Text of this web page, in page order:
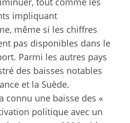
impliquant
même si les chiffres
pas disponibles dans le
Parmi les autres pays
des baisses notables
et la Suède.
connu une baisse des «
politique avec un